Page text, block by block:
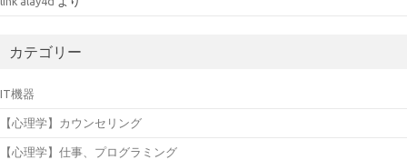
カテゴリー
IT機器
【心理学】カウンセリング
【心理学】仕事、プログラミング